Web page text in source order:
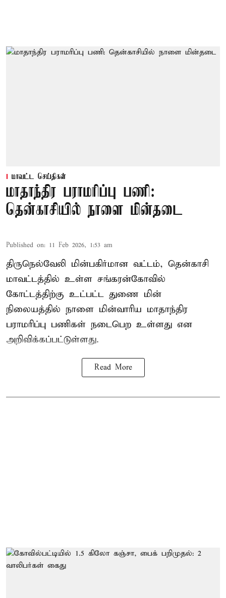
மாவட்ட செய்திகள்
மாதாந்திர பராமரிப்பு பணி:
தென்காசியில் நாளை மின்தடை
Published on: 11 Feb 2026, 1:53 am
திருநெல்வேலி மின்பகிர்மான வட்டம், தென்காசி
மாவட்டத்தில் உள்ள சங்கரன்கோவில்
கோட்டத்திற்கு உட்பட்ட துணை மின்
நிலையத்தில் நாளை மின்வாரிய மாதாந்திர
பராமரிப்பு பணிகள் நடைபெற உள்ளது என
அறிவிக்கப்பட்டுள்ளது.
Read More